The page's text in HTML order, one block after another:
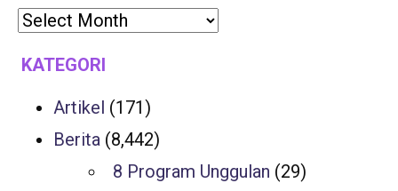
KATEGORI
Artikel (171)
Berita (8,442)
8 Program Unggulan (29)